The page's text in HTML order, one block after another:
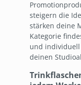
steigern die
stärken deine
Kategorie
und
deinen